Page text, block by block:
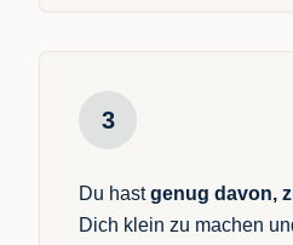
3
Du hastgenug davon,
Dich klein zu machen